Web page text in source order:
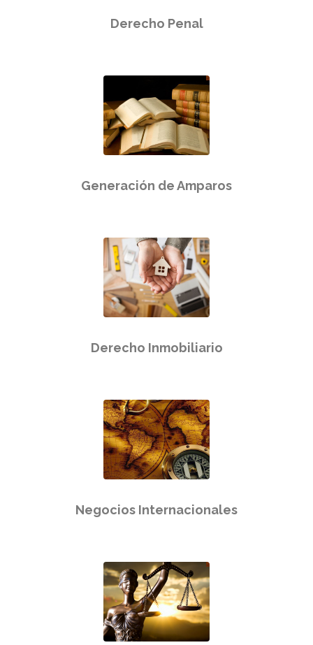
Derecho Penal
Generación de Amparos
Derecho Inmobiliario
Negocios Internacionales